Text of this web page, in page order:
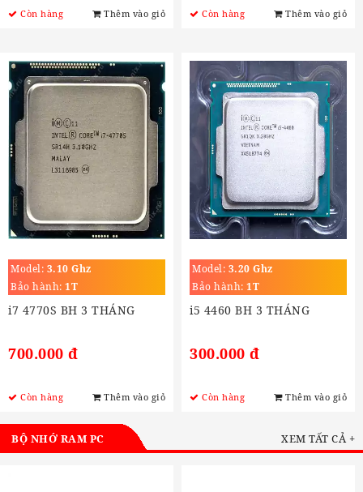
Còn hàng Thêm vào giỏ Còn hàng Thêm vào giỏ
Model: 3.10 Ghz
Bảo hành: 1T
i7 4770S BH 3 THÁNG
700.000 đ
Còn hàng Thêm vào giỏ
Model: 3.20 Ghz
Bảo hành: 1T
i5 4460 BH 3 THÁNG
300.000 đ
Còn hàng Thêm vào giỏ
BỘ NHỚ RAM PC XEM TẤT CẢ +